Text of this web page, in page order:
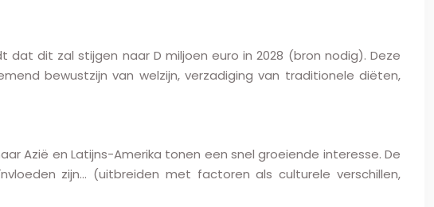
dit zal stijgen naar D miljoen euro in 2028 (bron nodig). Deze
bewustzijn van welzijn, verzadiging van traditionele diëten,
Azië en Latijns-Amerika tonen een snel groeiende interesse. De
zijn… (uitbreiden met factoren als culturele verschillen,